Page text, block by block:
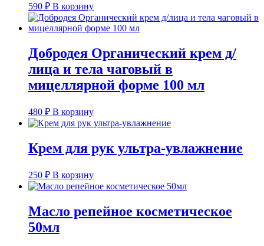
590 ₽ В корзину
Добродея Органический крем д/
лица и тела чаговый в
мицеллярной форме 100 мл
480 ₽ В корзину
Крем для рук ультра-увлажнение
250 ₽ В корзину
Масло репейное косметическое
50мл